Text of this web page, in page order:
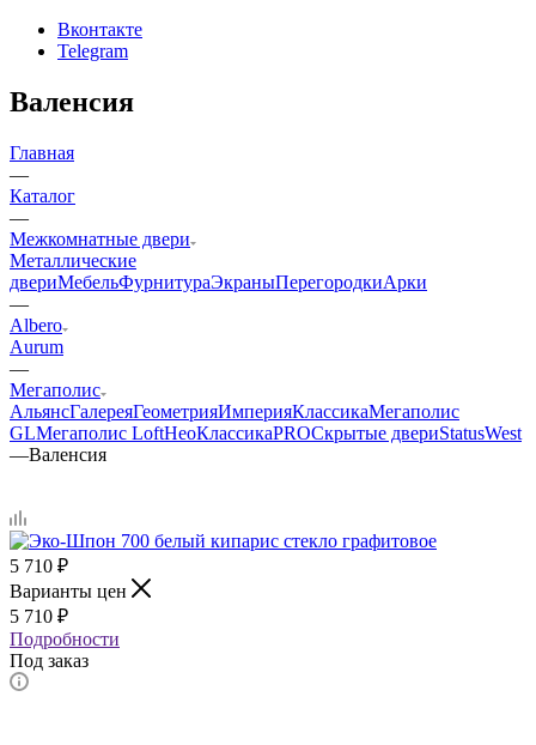
Вконтакте
Telegram
Валенсия
Главная
—
Каталог
—
Межкомнатные двери
Металлические
двериМебельФурнитураЭкраныПерегородкиАрки
—
Albero
Aurum
—
Мегаполис
АльянсГалереяГеометрияИмперияКлассикаМегаполис
GLМегаполис LoftНеоКлассикаPROСкрытые двериStatusWest
—Валенсия
5 710 ₽
Варианты цен
5 710 ₽
Подробности
Под заказ